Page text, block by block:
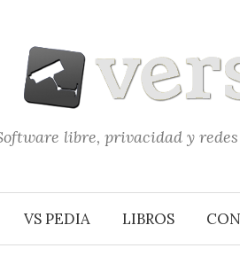
libre, privacidad y
VS PEDIA LIBROS